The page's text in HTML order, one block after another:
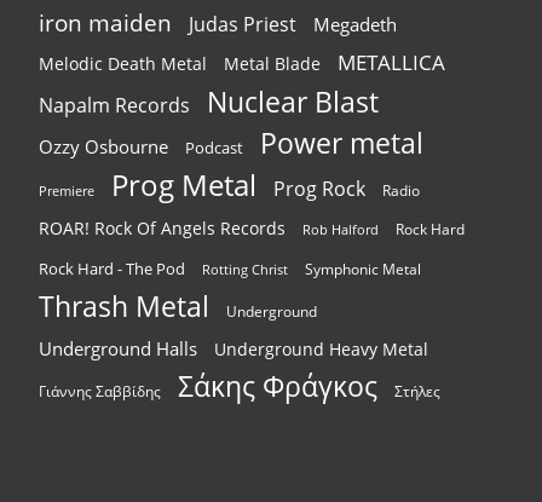
iron maiden Judas Priest Megadeth
Melodic Death Metal Metal Blade METALLICA
Napalm Records Nuclear Blast
Ozzy Osbourne Podcast Power metal
Premiere Prog Metal Prog Rock Radio
ROAR! Rock Of Angels Records Rob Halford Rock Hard
Rock Hard - The Pod Rotting Christ Symphonic Metal
Thrash Metal Underground
Underground Halls Underground Heavy Metal
Γιάννης Σαββίδης Σάκης Φράγκος Στήλες